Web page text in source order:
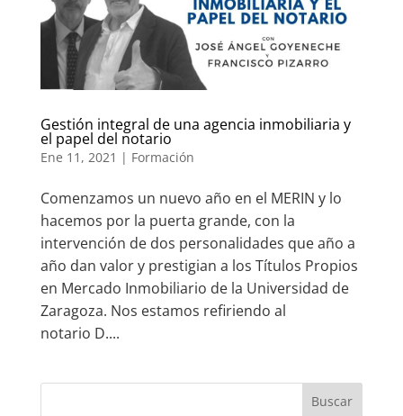
Gestión integral de una agencia inmobiliaria y
el papel del notario
Ene 11, 2021 | Formación
Comenzamos un nuevo año en el MERIN y lo
hacemos por la puerta grande, con la
intervención de dos personalidades que año a
año dan valor y prestigian a los Títulos Propios
en Mercado Inmobiliario de la Universidad de
Zaragoza. Nos estamos refiriendo al
notario D....